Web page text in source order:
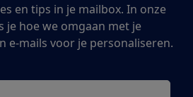
en tips in je mailbox. In onze
je hoe we omgaan met je
e-mails voor je personaliseren.